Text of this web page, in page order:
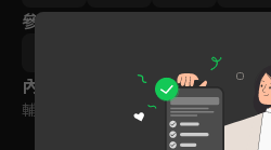
參與演員
內容標籤
輔導十五歲級